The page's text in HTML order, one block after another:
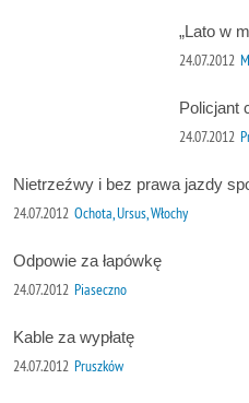
„Lato w
24.07.2012
Policjant
24.07.2012
Nietrzeźwy i bez prawa jazdy
24.07.2012 Ochota, Ursus, Włochy
Odpowie za łapówkę
24.07.2012 Piaseczno
Kable za wypłatę
24.07.2012 Pruszków